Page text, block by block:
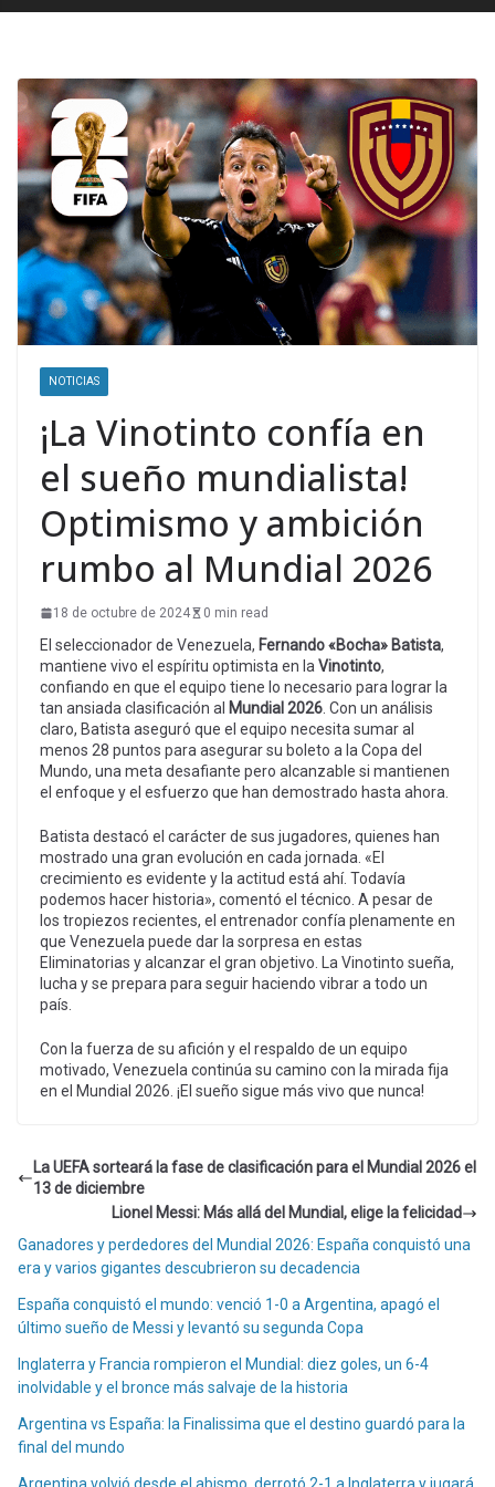
NOTICIAS
¡La Vinotinto confía en
el sueño mundialista!
Optimismo y ambición
rumbo al Mundial 2026
18 de octubre de 2024 0 min read
El seleccionador de Venezuela, Fernando «Bocha» Batista,
mantiene vivo el espíritu optimista en laVinotinto,
confiando en que el equipo tiene lo necesario para lograr la
tan ansiada clasificación al Mundial 2026. Con un análisis
claro, Batista aseguró que el equipo necesita sumar al
menos 28 puntos para asegurar su boleto a la Copa del
Mundo, una meta desafiante pero alcanzable si mantienen
el enfoque y el esfuerzo que han demostrado hasta ahora.
Batista destacó el carácter de sus jugadores, quienes han
mostrado una gran evolución en cada jornada. «El
crecimiento es evidente y la actitud está ahí. Todavía
podemos hacer historia», comentó el técnico. A pesar de
los tropiezos recientes, el entrenador confía plenamente en
que Venezuela puede dar la sorpresa en estas
Eliminatorias y alcanzar el gran objetivo. La Vinotinto sueña,
lucha y se prepara para seguir haciendo vibrar a todo un
país.
Con la fuerza de su afición y el respaldo de un equipo
motivado, Venezuela continúa su camino con la mirada fija
en el Mundial 2026. ¡El sueño sigue más vivo que nunca!
La UEFA sorteará la fase de clasificación para el Mundial 2026 el
13 de diciembre
Lionel Messi: Más allá del Mundial, elige la felicidad
Ganadores y perdedores del Mundial 2026: España conquistó una
era y varios gigantes descubrieron su decadencia
España conquistó el mundo: venció 1-0 a Argentina, apagó el
último sueño de Messi y levantó su segunda Copa
Inglaterra y Francia rompieron el Mundial: diez goles, un 6-4
inolvidable y el bronce más salvaje de la historia
Argentina vs España: la Finalissima que el destino guardó para la
final del mundo